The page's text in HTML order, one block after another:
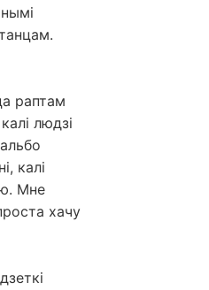
раптам
людзі
калі
Мне
хачу